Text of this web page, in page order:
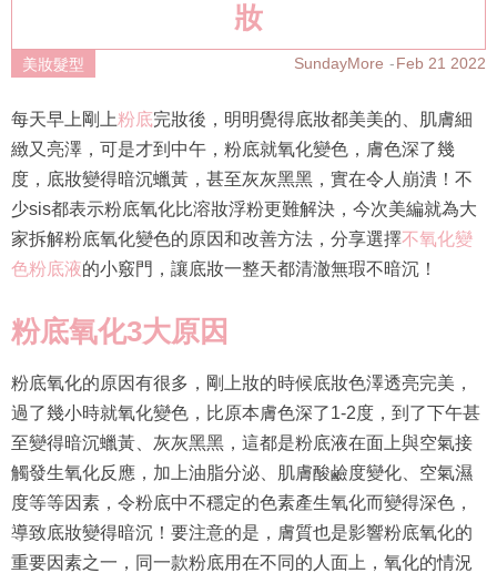
妝
美妝髮型 SundayMore Feb 21 2022
每天早上剛上粉底完妝後，明明覺得底妝都美美的、肌膚細
緻又亮澤，可是才到中午，粉底就氧化變色，膚色深了幾
度，底妝變得暗沉蠟黃，甚至灰灰黑黑，實在令人崩潰！不
少sis都表示粉底氧化比溶妝浮粉更難解決，今次美編就為大
家拆解粉底氧化變色的原因和改善方法，分享選擇不氧化變
色粉底液的小竅門，讓底妝一整天都清澈無瑕不暗沉！
粉底氧化3大原因
粉底氧化的原因有很多，剛上妝的時候底妝色澤透亮完美，
過了幾小時就氧化變色，比原本膚色深了1-2度，到了下午甚
至變得暗沉蠟黃、灰灰黑黑，這都是粉底液在面上與空氣接
觸發生氧化反應，加上油脂分泌、肌膚酸鹼度變化、空氣濕
度等等因素，令粉底中不穩定的色素產生氧化而變得深色，
導致底妝變得暗沉！要注意的是，膚質也是影響粉底氧化的
重要因素之一，同一款粉底用在不同的人面上，氧化的情況